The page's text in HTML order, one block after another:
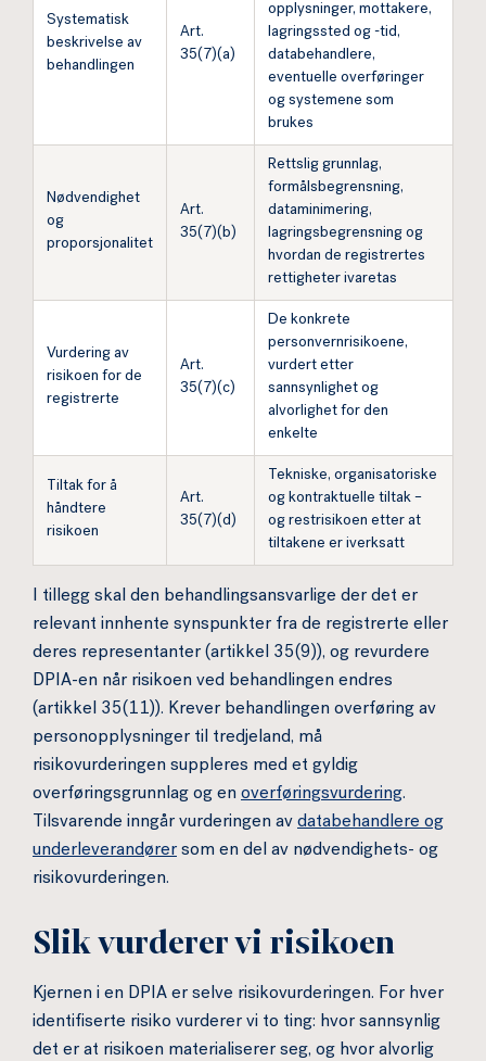
Systematisk
beskrivelse av
behandlingen
Art.
35(7)(a)
opplysninger, mottakere,
lagringssted og -tid,
databehandlere,
eventuelle overføringer
og systemene som
brukes
Nødvendighet
og
proporsjonalitet
Art.
35(7)(b)
Rettslig grunnlag,
formålsbegrensning,
dataminimering,
lagringsbegrensning og
hvordan de registrertes
rettigheter ivaretas
Vurdering av
risikoen for de
registrerte
Art.
35(7)(c)
De konkrete
personvernrisikoene,
vurdert etter
sannsynlighet og
alvorlighet for den
enkelte
Tiltak for å
håndtere
risikoen
Art.
35(7)(d)
Tekniske, organisatoriske
og kontraktuelle tiltak –
og restrisikoen etter at
tiltakene er iverksatt
I tillegg skal den behandlingsansvarlige der det er
relevant innhente synspunkter fra de registrerte eller
deres representanter (artikkel 35(9)), og revurdere
DPIA-en når risikoen ved behandlingen endres
(artikkel 35(11)). Krever behandlingen overføring av
personopplysninger til tredjeland, må
risikovurderingen suppleres med et gyldig
overføringsgrunnlag og en overføringsvurdering.
Tilsvarende inngår vurderingen av databehandlere og
underleverandører som en del av nødvendighets- og
risikovurderingen.
Slik vurderer vi risikoen
Kjernen i en DPIA er selve risikovurderingen. For hver
identifiserte risiko vurderer vi to ting: hvor sannsynlig
det er at risikoen materialiserer seg, og hvor alvorlig